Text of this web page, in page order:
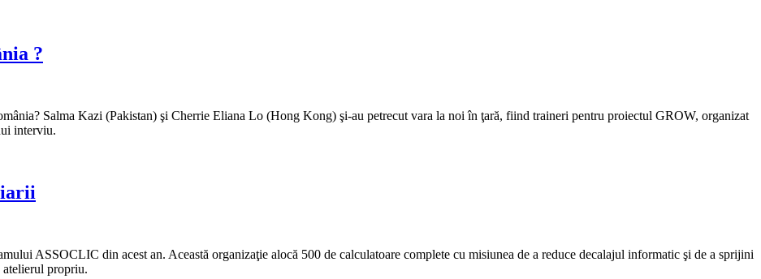
?
Salma Kazi (Pakistan) şi Cherrie Eliana Lo (Hong Kong) şi-au petrecut vara la noi în ţară, fiind traineri pentru proiectul GROW, organizat
interviu.
ASSOCLIC din acest an. Această organizaţie alocă 500 de calculatoare complete cu misiunea de a reduce decalajul informatic şi de a sprijini
propriu.